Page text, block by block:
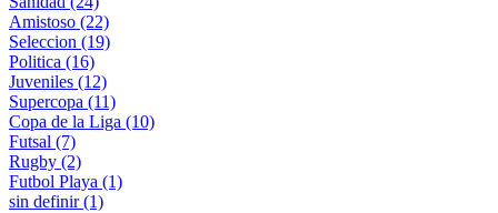
Amistoso (22)
Seleccion (19)
Politica (16)
Juveniles (12)
Supercopa (11)
Copa de la Liga (10)
Futsal (7)
Rugby (2)
Futbol Playa (1)
sin definir(1)